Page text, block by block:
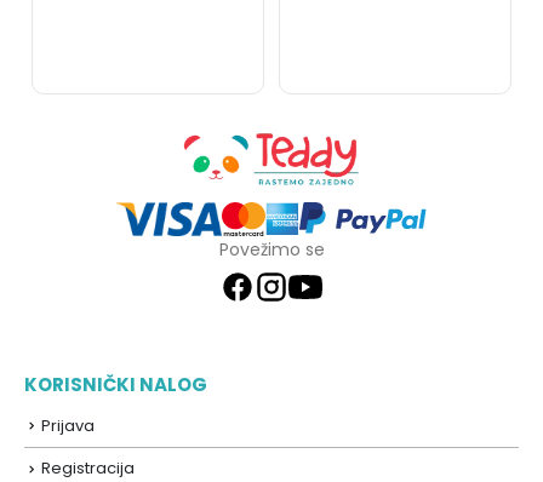
Povežimo se
KORISNIČKI NALOG
Prijava
Registracija